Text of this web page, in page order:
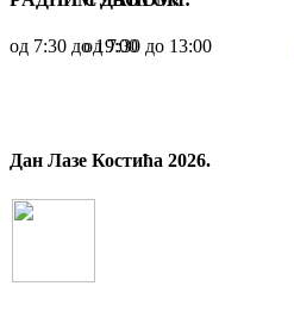
oд 7:30 до 19:00oд 7:30 до 13:00
Дан Лазе Костића 2026.